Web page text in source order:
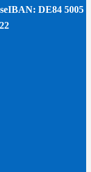
IBAN: DE84 5005